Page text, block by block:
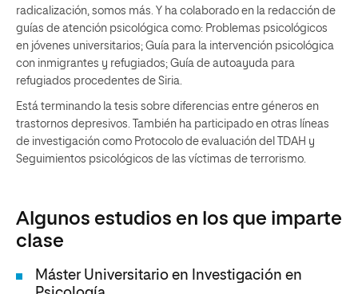
radicalización, somos más. Y ha colaborado en la redacción de
guías de atención psicológica como: Problemas psicológicos
en jóvenes universitarios; Guía para la intervención psicológica
con inmigrantes y refugiados; Guía de autoayuda para
refugiados procedentes de Siria.
Está terminando la tesis sobre diferencias entre géneros en
trastornos depresivos. También ha participado en otras líneas
de investigación como Protocolo de evaluación del TDAH y
Seguimientos psicológicos de las víctimas de terrorismo.
Algunos estudios en los que imparte
clase
Máster Universitario en Investigación en